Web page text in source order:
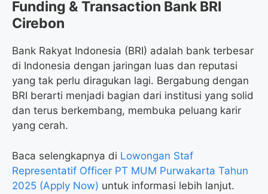
Funding & Transaction Bank BRI
Cirebon
Bank Rakyat Indonesia (BRI) adalah bank terbesar
di Indonesia dengan jaringan luas dan reputasi
yang tak perlu diragukan lagi. Bergabung dengan
BRI berarti menjadi bagian dari institusi yang solid
dan terus berkembang, membuka peluang karir
yang cerah.
Baca selengkapnya di Lowongan Staf
Representatif Officer PT MUM Purwakarta Tahun
2025 (Apply Now) untuk informasi lebih lanjut.